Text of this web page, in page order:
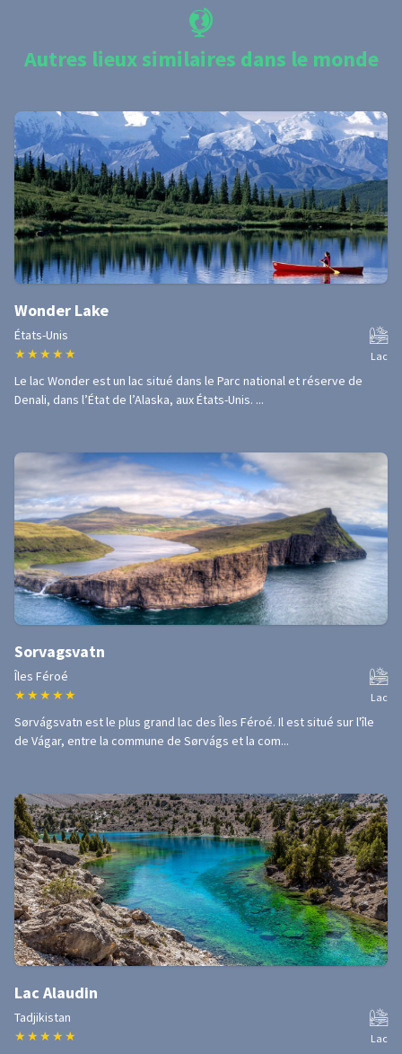
Autres lieux similaires dans le monde
Wonder Lake
États-Unis
★ ★ ★ ★ ★ Lac
Le lac Wonder est un lac situé dans le Parc national et réserve de
Denali, dans l’État de l’Alaska, aux États-Unis. ...
Sorvagsvatn
Îles Féroé
★ ★ ★ ★ ★ Lac
Sørvágsvatn est le plus grand lac des Îles Féroé. Il est situé sur l'île
de Vágar, entre la commune de Sørvágs et la com...
Lac Alaudin
Tadjikistan
★ ★ ★ ★ ★ Lac